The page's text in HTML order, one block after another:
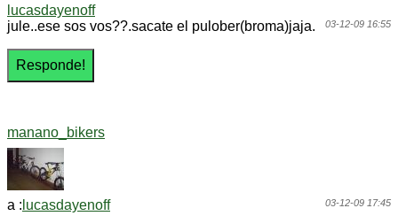
lucasdayenoff
03-12-09 16:55
jule..ese sos vos??.sacate el pulober(broma)jaja.
manano_bikers
03-12-09 17:45
a : lucasdayenoff